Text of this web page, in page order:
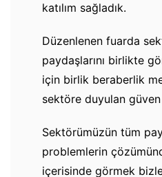
katılım sağladık.
Düzenlenen fuarda
paydaşlarını birlikte
için birlik beraberlik
sektöre duyulan
Sektörümüzün tüm
problemlerin
içerisinde görmek